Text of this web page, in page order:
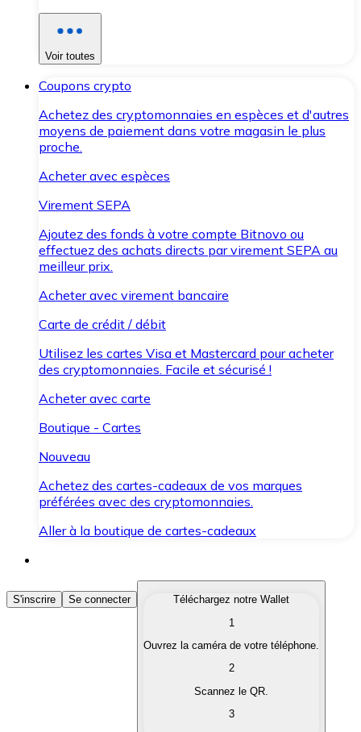
Voir toutes
Coupons crypto
Achetez des cryptomonnaies en espèces et d'autres
moyens de paiement dans votre magasin le plus
proche.
Acheter avec espèces
Virement SEPA
Ajoutez des fonds à votre compte Bitnovo ou
effectuez des achats directs par virement SEPA au
meilleur prix.
Acheter avec virement bancaire
Carte de crédit / débit
Utilisez les cartes Visa et Mastercard pour acheter
des cryptomonnaies. Facile et sécurisé !
Acheter avec carte
Boutique - Cartes
Nouveau
Achetez des cartes-cadeaux de vos marques
préférées avec des cryptomonnaies.
Aller à la boutique de cartes-cadeaux
Acheter des Cryptomonnaies
Achetez les cryptomonnaies qui vous intéressent
Convertissez vos cryptomonnaies en monnaie
S'inscrire Se connecter
Téléchargez notre Wallet
1
Ouvrez la caméra de votre téléphone.
2
Scannez le QR.
3